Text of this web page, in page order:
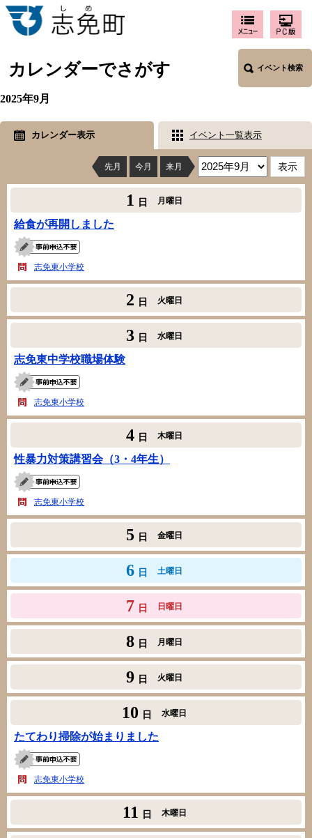
カレンダーでさがす イベント検索
2025年9月
カレンダー表示 イベント一覧表示
先月 今月 来月
1 日 月曜日
給食が再開しました
志免東小学校
2 日 火曜日
3 日 水曜日
志免東中学校職場体験
志免東小学校
4 日 木曜日
性暴力対策講習会（3・4年生）
志免東小学校
5 日 金曜日
6 日 土曜日
7 日 日曜日
8 日 月曜日
9 日 火曜日
10 日 水曜日
たてわり掃除が始まりました
志免東小学校
11 日 木曜日